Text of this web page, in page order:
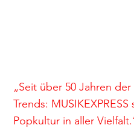
„Seit über 50 Jahren
Trends:
Popkultur in aller